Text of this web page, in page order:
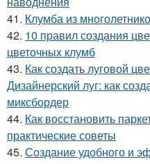
41. Клумба из
42. 10 правил создания
цветочных клумб
43. Как создать луговой
Дизайнерский луг: как
миксбордер
44. Как восстановить
практические советы
45. Создание удобного и